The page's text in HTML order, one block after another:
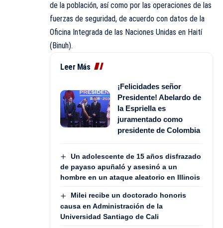
de la población, así como por las operaciones de las
fuerzas de seguridad, de acuerdo con datos de la
Oficina Integrada de las Naciones Unidas en Haití
(Binuh).
Leer Más
¡Felicidades señor
Presidente! Abelardo de
la Espriella es
juramentado como
presidente de Colombia
Un adolescente de 15 años disfrazado
de payaso apuñaló y asesinó a un
hombre en un ataque aleatorio en Illinois
Milei recibe un doctorado honoris
causa en Administración de la
Universidad Santiago de Cali